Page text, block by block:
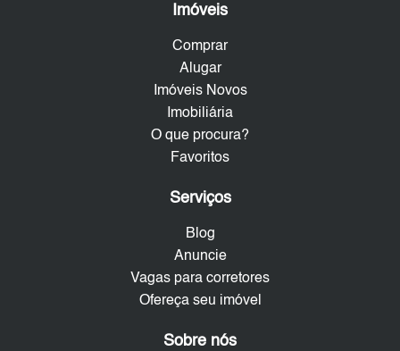
Imóveis
Comprar
Alugar
Imóveis Novos
Imobiliária
O que procura?
Favoritos
Serviços
Blog
Anuncie
Vagas para corretores
Ofereça seu imóvel
Sobre nós